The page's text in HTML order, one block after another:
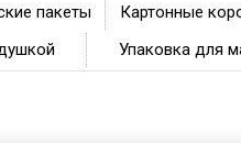
пакеты Картонные
Упаковка для